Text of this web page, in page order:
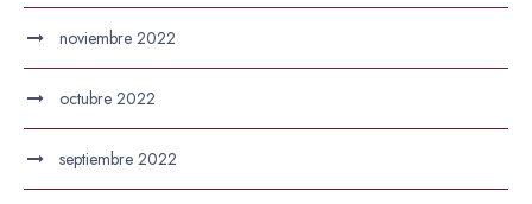
noviembre 2022
octubre 2022
septiembre 2022